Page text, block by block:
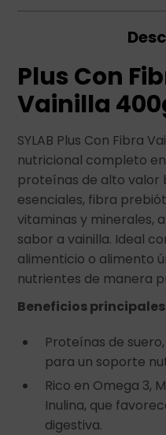
Plus Con
Vainilla
SYLAB Plus Con Fibra
nutricional completo
proteínas de alto valor
esenciales, fibra
vitaminas y minerales,
sabor a vainilla. Ideal
alimenticio o alimento
nutrientes de manera
Beneficios
Proteínas de
para un soporte
Rico en Omega 3,
Inulina, que
digestiva.